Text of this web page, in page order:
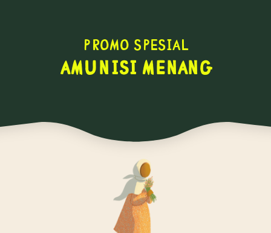
Promo Spesial
AMUNISI MENANG